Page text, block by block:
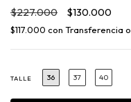
$227.000 $130.000
$117.000 con Transferencia
TALLE 36 37 40